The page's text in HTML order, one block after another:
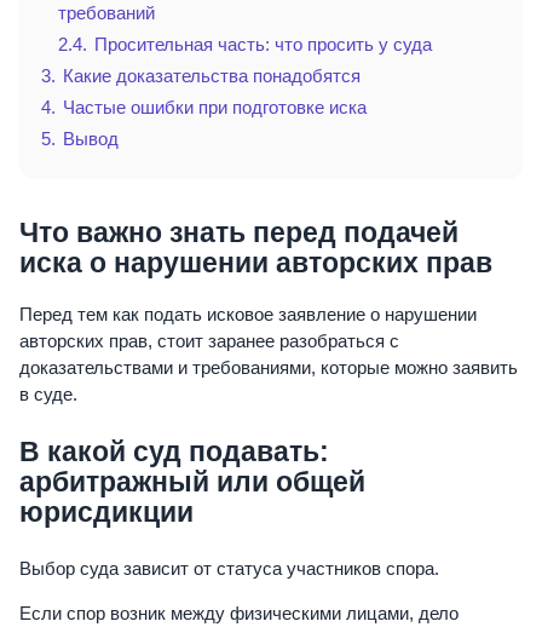
требований
2.4. Просительная часть: что просить у суда
3. Какие доказательства понадобятся
4. Частые ошибки при подготовке иска
5. Вывод
Что важно знать перед подачей
иска о нарушении авторских прав
Перед тем как подать исковое заявление о нарушении
авторских прав, стоит заранее разобраться с
доказательствами и требованиями, которые можно заявить
в суде.
В какой суд подавать:
арбитражный или общей
юрисдикции
Выбор суда зависит от статуса участников спора.
Если спор возник между физическими лицами, дело